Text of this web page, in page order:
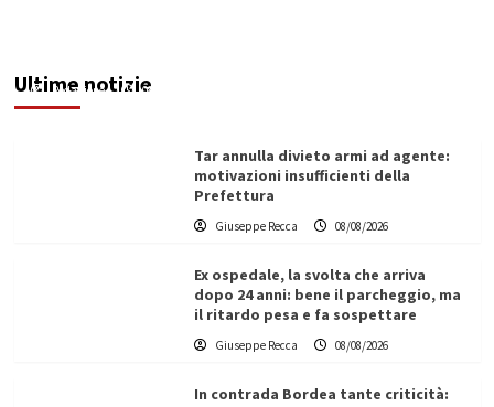
Ultime notizie
Redazione 08/08/2026
Tar annulla divieto armi ad agente:
motivazioni insufficienti della
Prefettura
Giuseppe Recca 08/08/2026
Ex ospedale, la svolta che arriva
dopo 24 anni: bene il parcheggio, ma
il ritardo pesa e fa sospettare
Giuseppe Recca 08/08/2026
In contrada Bordea tante criticità: